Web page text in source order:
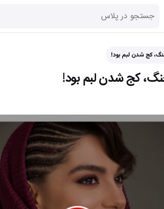
جنگ، کج شدن لبم بود!
جنگ، کج شدن لبم بود!